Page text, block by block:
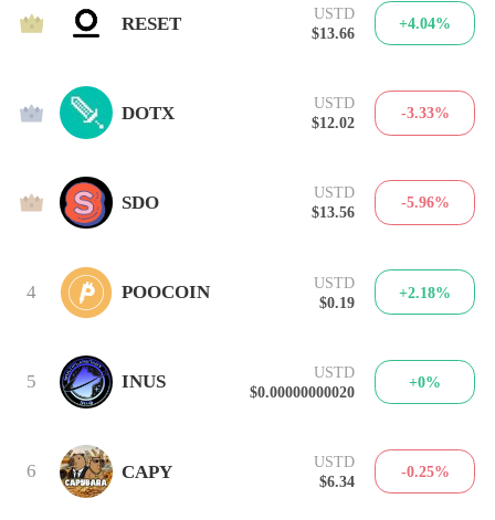
1 RESET
USTD
$13.66
+4.04%
2 DOTX
USTD
$12.02
-3.33%
3 SDO
USTD
$13.56
-5.96%
4 POOCOIN
USTD
$0.19
+2.18%
5 INUS
USTD
$0.00000000020
+0%
6 CAPY
USTD
$6.34
-0.25%